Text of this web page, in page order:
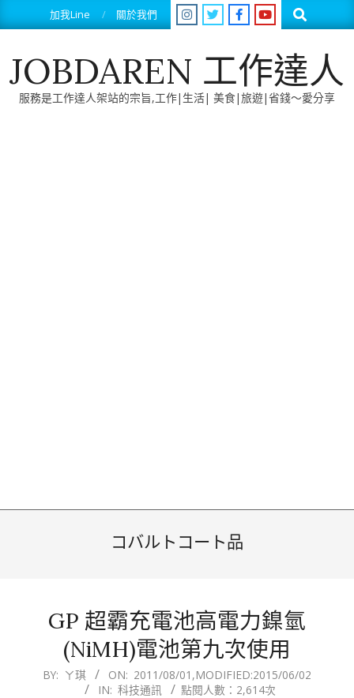
to
加我Line 關於我們 Search
JOBDAREN 工作達人
服務是工作達人架站的宗旨,工作|生活| 美食|旅遊|省錢～愛分享
コバルトコート品
GP 超霸充電池高電力鎳氫
(NiMH)電池第九次使用
2011-
BY: ㄚ琪 ON: 2011/08/01 ,MODIFIED:2015/06/02
IN: 科技通訊 點閱人數：2,614次